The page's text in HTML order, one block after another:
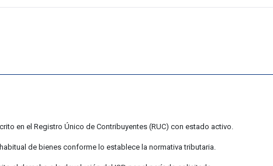
en el Registro Único de Contribuyentes (RUC) con estado activo.
de bienes conforme lo establece la normativa tributaria.